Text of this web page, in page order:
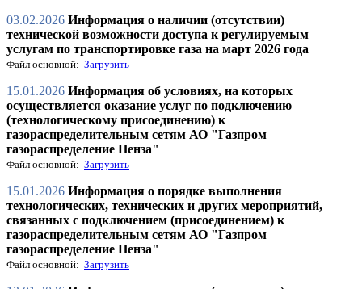
03.02.2026 Информация о наличии (отсутствии)
технической возможности доступа к регулируемым
услугам по транспортировке газа на март 2026 года
Файл основной: Загрузить
15.01.2026 Информация об условиях, на которых
осуществляется оказание услуг по подключению
(технологическому присоединению) к
газораспределительным сетям АО "Газпром
газораспределение Пенза"
Файл основной: Загрузить
15.01.2026 Информация о порядке выполнения
технологических, технических и других мероприятий,
связанных с подключением (присоединением) к
газораспределительным сетям АО "Газпром
газораспределение Пенза"
Файл основной: Загрузить